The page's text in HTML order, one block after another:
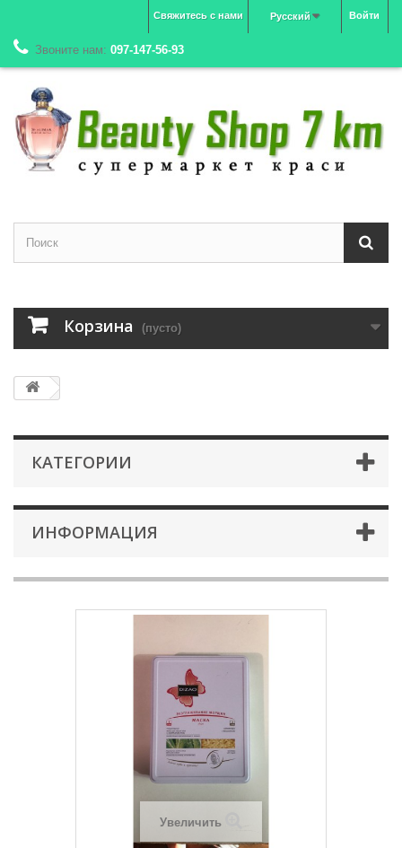
Войти
Русский
Свяжитесь с нами
Звоните нам: 097-147-56-93
Корзина (пусто)
КАТЕГОРИИ
ИНФОРМАЦИЯ
Увеличить